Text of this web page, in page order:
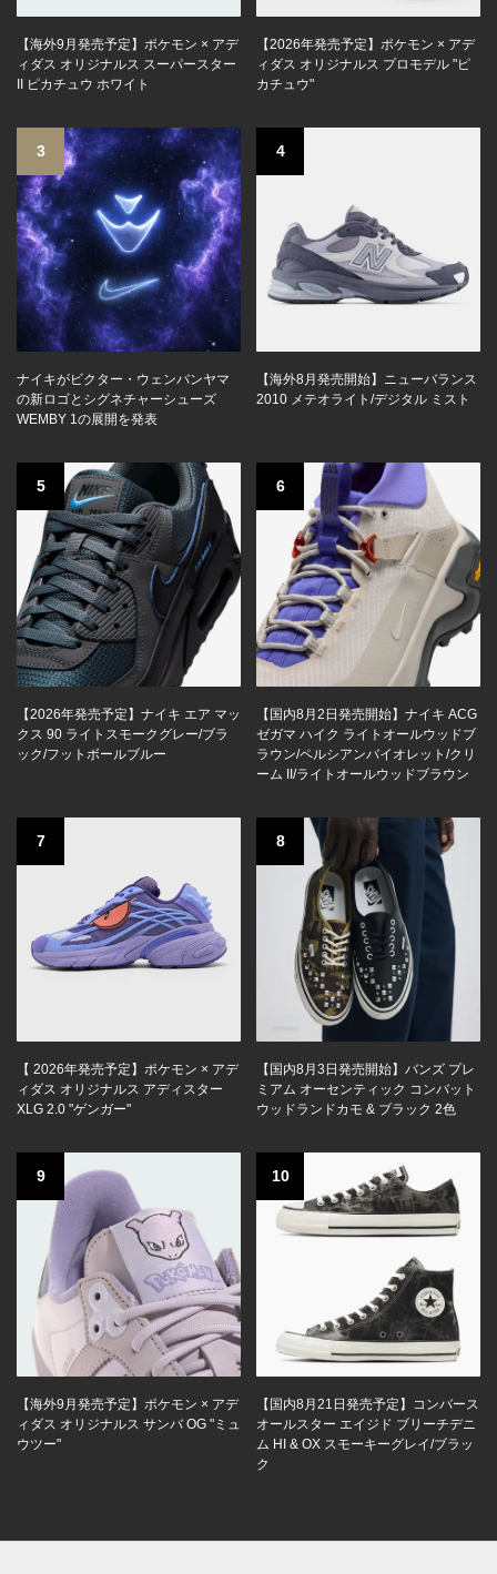
【海外9月発売予定】ポケモン × アデ
ィダス オリジナルス スーパースター
II ピカチュウ ホワイト
【2026年発売予定】ポケモン × アデ
ィダス オリジナルス プロモデル "ピ
カチュウ"
3
ナイキがビクター・ウェンバンヤマ
の新ロゴとシグネチャーシューズ
WEMBY 1の展開を発表
4
【海外8月発売開始】ニューバランス
2010 メテオライト/デジタル ミスト
5
【2026年発売予定】ナイキ エア マッ
クス 90 ライトスモークグレー/ブラ
ック/フットボールブルー
6
【国内8月2日発売開始】ナイキ ACG
ゼガマ ハイク ライトオールウッドブ
ラウン/ペルシアンバイオレット/クリ
ーム II/ライトオールウッドブラウン
7
【 2026年発売予定】ポケモン × アデ
ィダス オリジナルス アディスター
XLG 2.0 "ゲンガー"
8
【国内8月3日発売開始】バンズ プレ
ミアム オーセンティック コンバット
ウッドランドカモ & ブラック 2色
9
【海外9月発売予定】ポケモン × アデ
ィダス オリジナルス サンバ OG "ミュ
ウツー"
10
【国内8月21日発売予定】コンバース
オールスター エイジド ブリーチデニ
ム HI & OX スモーキーグレイ/ブラッ
ク